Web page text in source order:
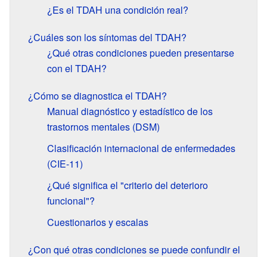
¿Es el TDAH una condición real?
¿Cuáles son los síntomas del TDAH?
¿Qué otras condiciones pueden presentarse
con el TDAH?
¿Cómo se diagnostica el TDAH?
Manual diagnóstico y estadístico de los
trastornos mentales (DSM)
Clasificación internacional de enfermedades
(CIE-11)
¿Qué significa el "criterio del deterioro
funcional"?
Cuestionarios y escalas
¿Con qué otras condiciones se puede confundir el